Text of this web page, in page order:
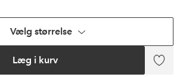
Vælg størrelse
Læg i kurv
Tilføj